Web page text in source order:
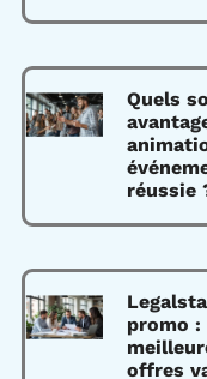
Quels
réussie
promo :
offres